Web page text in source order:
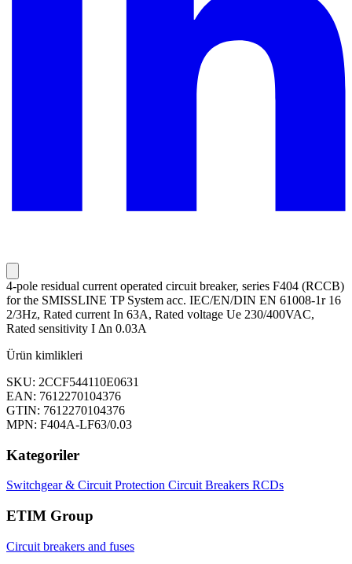
4-pole residual current operated circuit breaker, series F404 (RCCB)
for the SMISSLINE TP System acc. IEC/EN/DIN EN 61008-1r 16
2/3Hz, Rated current In 63A, Rated voltage Ue 230/400VAC,
Rated sensitivity I Δn 0.03A
Ürün kimlikleri
SKU: 2CCF544110E0631
EAN: 7612270104376
GTIN: 7612270104376
MPN: F404A-LF63/0.03
Kategoriler
Switchgear & Circuit Protection Circuit Breakers RCDs
ETIM Group
Circuit breakers and fuses